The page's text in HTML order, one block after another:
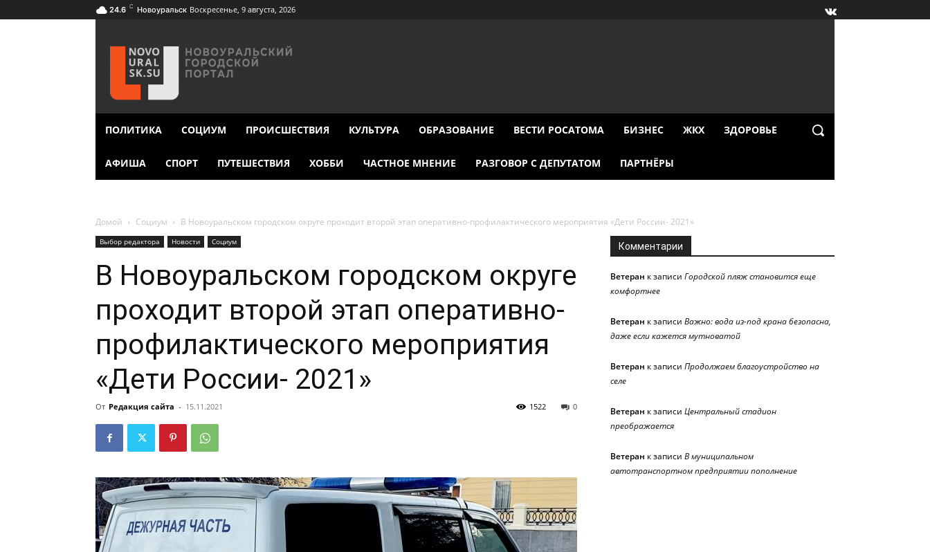
24.6 C Новоуральск Воскресенье, 9 августа, 2026
ПОЛИТИКА СОЦИУМ ПРОИСШЕСТВИЯ КУЛЬТУРА ОБРАЗОВАНИЕ ВЕСТИ РОСАТОМА БИЗНЕС ЖКХ ЗДОРОВЬЕ
АФИША СПОРТ ПУТЕШЕСТВИЯ ХОББИ ЧАСТНОЕ МНЕНИЕ РАЗГОВОР С ДЕПУТАТОМ ПАРТНЁРЫ
Домой Социум В Новоуральском городском округе проходит второй этап оперативно-профилактического мероприятия «Дети России- 2021»
Выбор редактора Новости Социум
В Новоуральском городском округе
проходит второй этап оперативно-
профилактического мероприятия
«Дети России- 2021»
От Редакция сайта - 15.11.2021 0
1522
Комментарии
Ветеран к записи Городской пляж становится еще
комфортнее
Ветеран к записи Важно: вода из-под крана безопасна,
даже если кажется мутноватой
Ветеран к записи Продолжаем благоустройство на
селе
Ветеран к записи Центральный стадион
преображается
Ветеран к записи В муниципальном
автотранспортном предприятии пополнение